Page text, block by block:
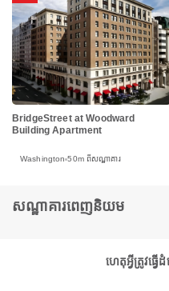
BridgeStreet at Woodward
Building Apartment
Washington 50m ពីសណ្ឋាគារ
សណ្ឋាគារពេញនិយម
ហេតុអ្វីត្រូវធ្វ